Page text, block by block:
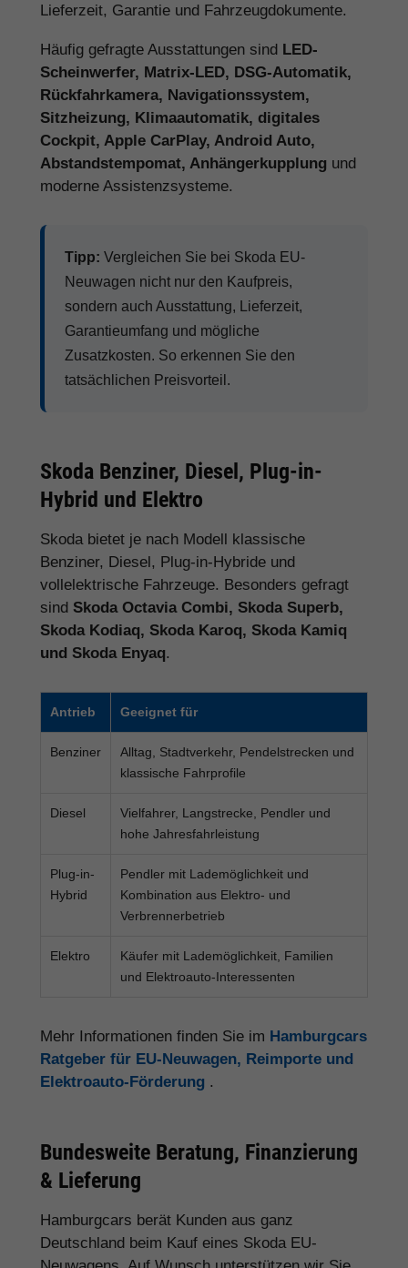
Lieferzeit, Garantie und Fahrzeugdokumente.
Häufig gefragte Ausstattungen sind LED-
Scheinwerfer, Matrix-LED, DSG-Automatik,
Rückfahrkamera, Navigationssystem,
Sitzheizung, Klimaautomatik, digitales
Cockpit, Apple CarPlay, Android Auto,
Abstandstempomat, Anhängerkupplung und
moderne Assistenzsysteme.
Tipp: Vergleichen Sie bei Skoda EU-
Neuwagen nicht nur den Kaufpreis,
sondern auch Ausstattung, Lieferzeit,
Garantieumfang und mögliche
Zusatzkosten. So erkennen Sie den
tatsächlichen Preisvorteil.
Skoda Benziner, Diesel, Plug-in-
Hybrid und Elektro
Skoda bietet je nach Modell klassische
Benziner, Diesel, Plug-in-Hybride und
vollelektrische Fahrzeuge. Besonders gefragt
sind Skoda Octavia Combi, Skoda Superb,
Skoda Kodiaq, Skoda Karoq, Skoda Kamiq
und Skoda Enyaq.
Antrieb Geeignet für
Benziner
Alltag, Stadtverkehr, Pendelstrecken und
klassische Fahrprofile
Diesel
Vielfahrer, Langstrecke, Pendler und
hohe Jahresfahrleistung
Plug-in-
Hybrid
Pendler mit Lademöglichkeit und
Kombination aus Elektro- und
Verbrennerbetrieb
Elektro
Käufer mit Lademöglichkeit, Familien
und Elektroauto-Interessenten
Mehr Informationen finden Sie im Hamburgcars
Ratgeber für EU-Neuwagen, Reimporte und
Elektroauto-Förderung .
Bundesweite Beratung, Finanzierung
& Lieferung
Hamburgcars berät Kunden aus ganz
Deutschland beim Kauf eines Skoda EU-